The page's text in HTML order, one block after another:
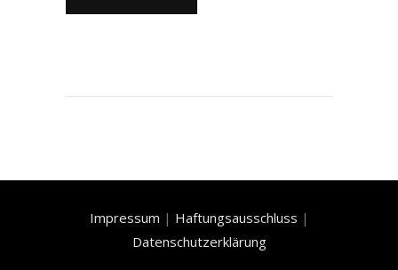
Impressum | Haftungsausschluss |
Datenschutzerklärung